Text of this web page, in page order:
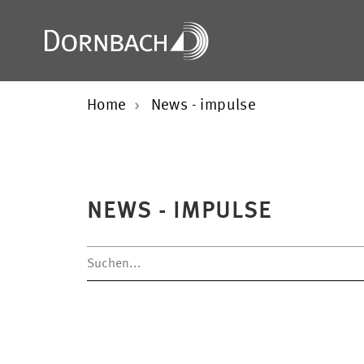
Home News - impulse
NEWS - IMPULSE